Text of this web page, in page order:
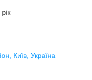
Київ, Україна